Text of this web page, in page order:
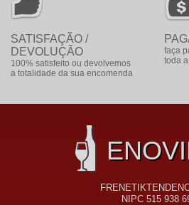
SATISFAÇÃO /
DEVOLUÇÃO
100% satisfeito ou devolvemos
a totalidade da sua encomenda
faça
toda
NIPC 515 938